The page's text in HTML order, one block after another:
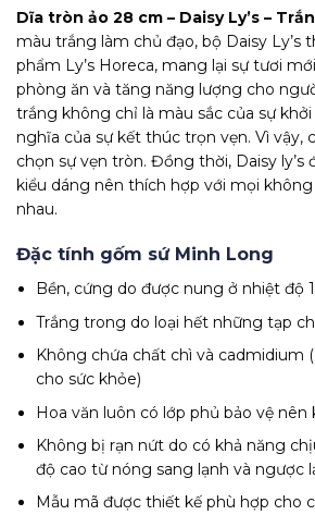
Dĩa tròn ảo 28 cm – Daisy Ly’s –
màu trắng làm chủ đạo, bộ Daisy Ly’s
phẩm Ly’s Horeca, mang lại sự tươi
phòng ăn và tăng năng lượng cho
trắng không chỉ là màu sắc của sự
nghĩa của sự kết thúc trọn vẹn. Vì vậy,
chọn sự vẹn tròn. Đồng thời, Daisy ly’s
kiểu dáng nên thích hợp với mọi
nhau.
Đặc tính gốm sứ Minh Long
Bền, cứng do được nung ở nhiệt độ
Trắng trong do loại hết những tạp
Không chứa chất chì và cadmidium
cho sức khỏe)
Hoa văn luôn có lớp phủ bảo vệ
Không bị rạn nứt do có khả năng
độ cao từ nóng sang lạnh và ngược
Mẫu mã được thiết kế phù hợp cho